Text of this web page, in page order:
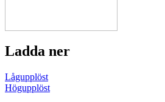
Ladda ner
Lågupplöst
Högupplöst